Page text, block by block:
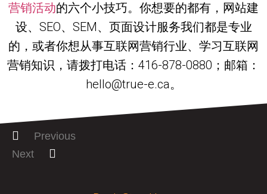
营销活动的六个小技巧。你想要的都有，网站建
设、SEO、SEM、页面设计服务我们都是专业
的，或者你想从事互联网营销行业、学习互联网
营销知识，请拨打电话：416-878-0880；邮箱：
hello@true-e.ca。
Previous
Next